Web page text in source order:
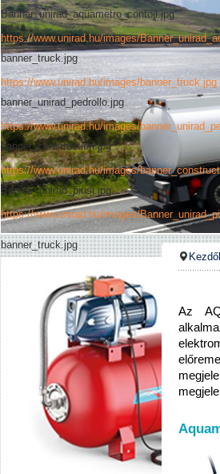
banner_truck.jpg
Banner_unirad_aquametro_contoil.jpg
https://www.unirad.hu/images/
banner_truck.jpg
https://www.unirad.hu/images/banner_truck.jpg
banner_unirad_pedrollo.jpg
https://www.unirad.hu/images/
banner_construction.jpg
https://www.unirad.hu/images/
Banner_unirad_piusi.jpg
https://www.unirad.hu/images/
Az